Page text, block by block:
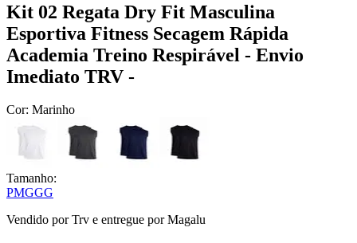
Kit 02 Regata Dry Fit Masculina
Esportiva Fitness Secagem Rápida
Academia Treino Respirável - Envio
Imediato TRV -
Cor: Marinho
Tamanho:
PMGGG
Vendido porTrv e entregue por Magalu